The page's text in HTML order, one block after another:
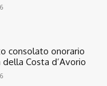
consolato onorario
Costa d’Avorio